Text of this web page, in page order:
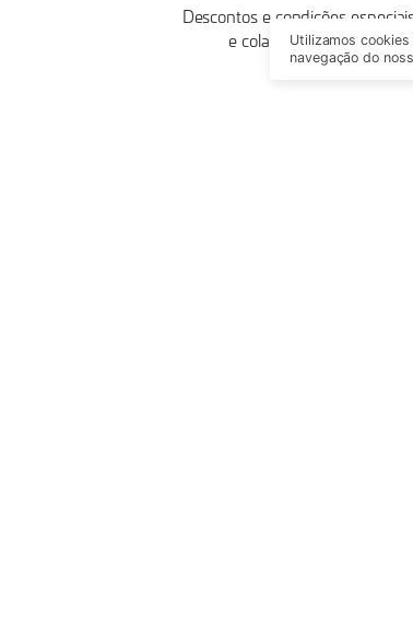
Descontos e condições
e colaboradores de
Utilizamos
navegação do